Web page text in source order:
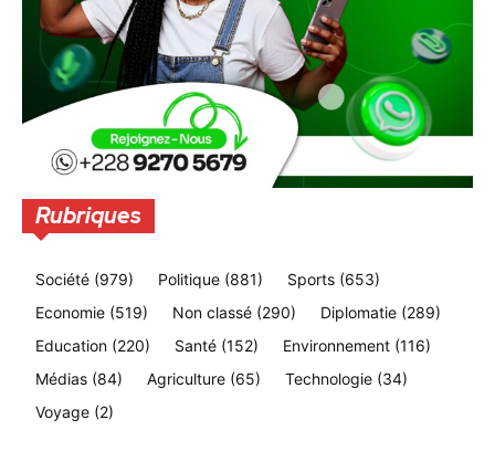
Rubriques
Société (979) Politique (881) Sports (653)
Economie (519) Non classé (290) Diplomatie (289)
Education (220) Santé (152) Environnement (116)
Médias (84) Agriculture (65) Technologie (34)
Voyage (2)